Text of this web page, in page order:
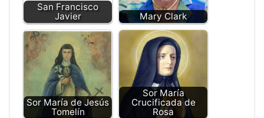
San Francisco
Javier
Mary Clark
Sor María de Jesús
Tomelín
Sor María
Crucificada de
Rosa